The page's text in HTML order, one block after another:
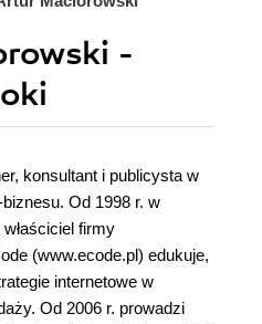
-
konsultant i publicysta w
Od 1998 r. w
firmy
(www.ecode.pl) edukuje,
internetowe w
Od 2006 r. prowadzi